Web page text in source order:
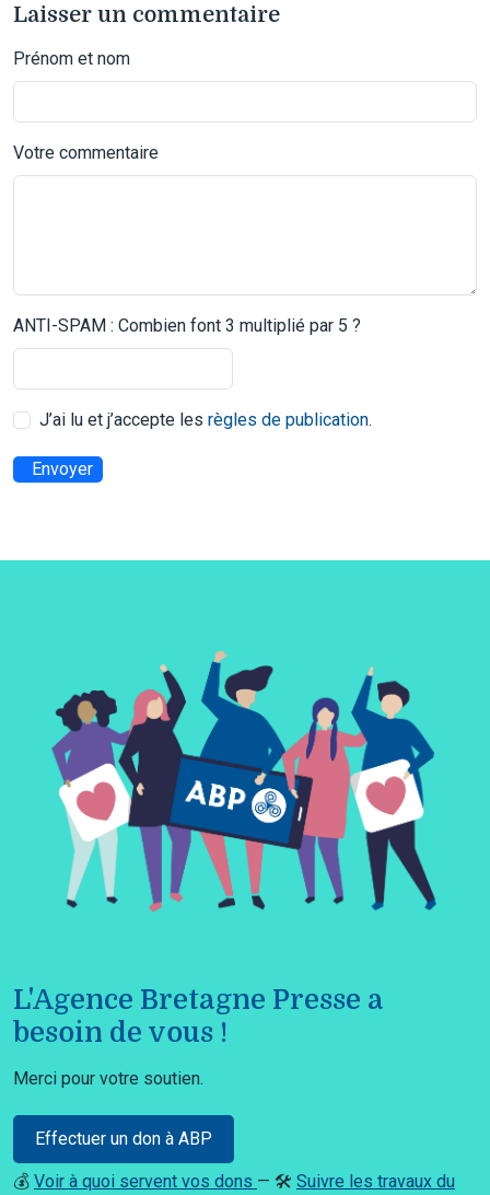
Laisser un commentaire
Prénom et nom
Votre commentaire
ANTI-SPAM : Combien font 3 multiplié par 5 ?
J’ai lu et j’accepte les règles de publication.
Envoyer
L'Agence Bretagne Presse a
besoin de vous !
Merci pour votre soutien.
Effectuer un don à ABP
💰 Voir à quoi servent vos dons — 🛠️ Suivre les travaux du